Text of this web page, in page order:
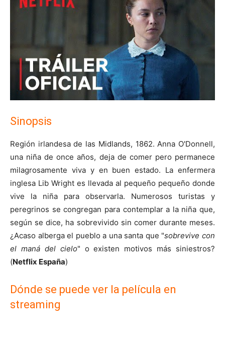
Sinopsis
Región irlandesa de las Midlands, 1862. Anna O'Donnell,
una niña de once años, deja de comer pero permanece
milagrosamente viva y en buen estado. La enfermera
inglesa Lib Wright es llevada al pequeño pequeño donde
vive la niña para observarla. Numerosos turistas y
peregrinos se congregan para contemplar a la niña que,
según se dice, ha sobrevivido sin comer durante meses.
¿Acaso alberga el pueblo a una santa que "sobrevive con
el maná del cielo" o existen motivos más siniestros?
(Netflix España)
Dónde se puede ver la película en
streaming